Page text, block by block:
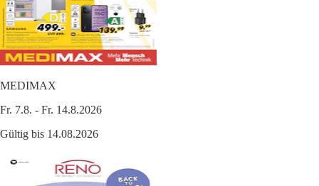
MEDIMAX
Fr. 7.8. - Fr. 14.8.2026
Gültig bis 14.08.2026